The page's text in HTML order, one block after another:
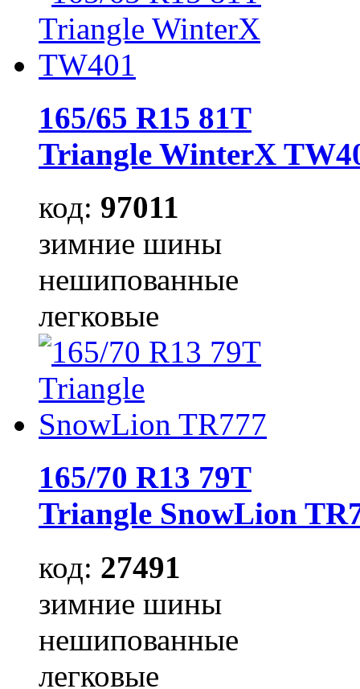
165/65 R15 81T
Triangle WinterX
код: 97011
зимние шины
нешипованные
легковые
165/70 R13 79T
Triangle SnowLion
код: 27491
зимние шины
нешипованные
легковые